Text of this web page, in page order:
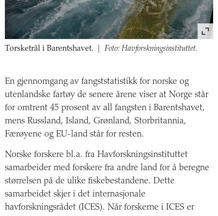
Fiskeridødelighet i Barentshavet
Tilførsler fra petroleumsvirksomhet i Barentshavet
Torsketrål i Barentshavet. Foto: Havforskningsinstituttet.
En gjennomgang av fangststatistikk for norske og
utenlandske fartøy de senere årene viser at Norge står
for omtrent 45 prosent av all fangsten i Barentshavet,
mens Russland, Island, Grønland, Storbritannia,
Færøyene og EU-land står for resten.
Norske forskere bl.a. fra Havforskningsinstituttet
samarbeider med forskere fra andre land for å beregne
størrelsen på de ulike fiskebestandene. Dette
samarbeidet skjer i det internasjonale
havforskningsrådet (ICES). Når forskerne i ICES er